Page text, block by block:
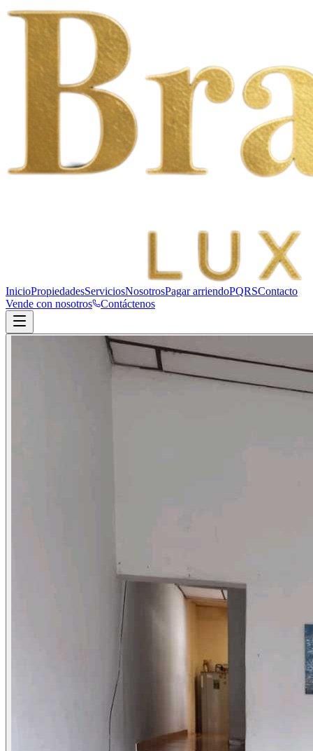
InicioPropiedadesServiciosNosotrosPagar arriendoPQRSContacto
Vende con nosotros
Contáctenos